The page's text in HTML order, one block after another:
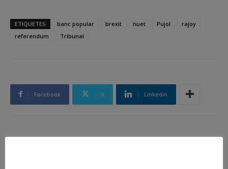
ETIQUETES banc popular brexit nuet Pujol
rajoy
referendum
Tribunal
Facebook X Linkedin